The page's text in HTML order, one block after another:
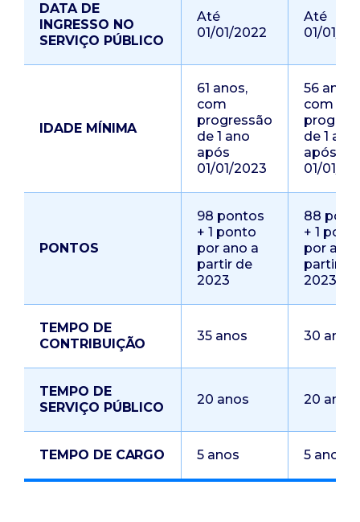
DATA DE
INGRESSO NO
SERVIÇO PÚBLICO
Até
01/01/2022
Até
01/01/
IDADE MÍNIMA
61 anos,
com
progressão
de 1 ano
após
01/01/2023
56 anos,
com
de 1 ano
após
01/01/
PONTOS
98 pontos
+ 1 ponto
por ano a
partir de
2023
88
+ 1
por ano
partir de
2023
TEMPO DE
CONTRIBUIÇÃO
35 anos 30 anos
TEMPO DE
SERVIÇO PÚBLICO
20 anos 20 anos
TEMPO DE CARGO 5 anos 5 anos